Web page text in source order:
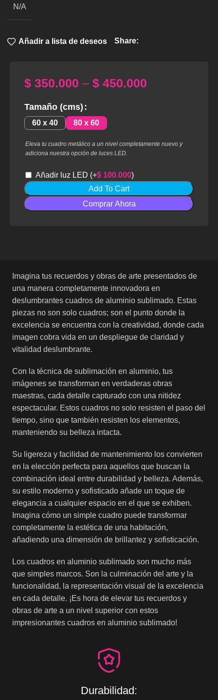
N/A
Añadir a lista de deseos Share:
$ 350.000 –$ 450.000
Tamaño (cms)
60 x 40 80 x 60
Eleva tu cuadro metálico a un nivel completamente nuevo y
adiciona nuestra opción de luces LED.
Añadir luz LED (+$ 100.000)
Add To Cart
Comprar Ahora
Imagina tus recuerdos y obras de arte presentados de
una manera completamente innovadora en
deslumbrantes cuadros de aluminio sublimado. Estas
piezas no son solo cuadros; son el punto donde la
excelencia se encuentra con la creatividad, donde cada
imagen cobra vida en un despliegue de claridad y
vitalidad deslumbrante.
Con la técnica de sublimación en aluminio, tus
imágenes se transforman en verdaderas obras
maestras, cada detalle capturado con una nitidez
espectacular. Estos cuadros no solo resisten el paso del
tiempo, sino que también resisten los elementos,
manteniendo su belleza intacta.
Su ligereza y facilidad de mantenimiento los convierten
en la elección perfecta para aquellos que buscan la
combinación ideal entre durabilidad y belleza. Además,
su estilo moderno y sofisticado añade un toque de
elegancia a cualquier espacio en el que se exhiben.
Imagina cómo un simple cuadro puede transformar
completamente la estética de una habitación,
añadiendo una dimensión de brillantez y sofisticación.
Los cuadros en aluminio sublimado son mucho más
que simples marcos. Son la culminación del arte y la
funcionalidad, la representación visual de la excelencia
en cada detalle. ¡Es hora de elevar tus recuerdos y
obras de arte a un nivel superior con estos
impresionantes cuadros en aluminio sublimado!
Durabilidad: